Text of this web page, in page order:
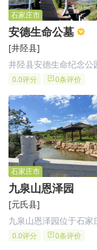
石家庄市
安德生命公墓
[井陉县]
井陉县安德生命纪念公
于石家庄安德公墓管理
地面积56921.5平方米
河北省石家庄市井陉县
态、祭祀、文化、祈福
功能为一体的生命纪念
0.0评分 0条评价
石家庄市
九泉山恩泽园
[元氏县]
九泉山恩泽园位于石家
氏县境内九泉山，紧邻
0.0评分 0条评价